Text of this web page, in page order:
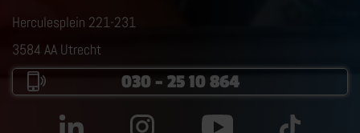
Herculesplein 221-231
3584 AA Utrecht
030 – 25 10 864